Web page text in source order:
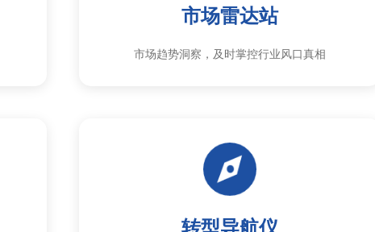
市场雷达站
市场趋势洞察，及时掌控行业风口真相
转型导航仪